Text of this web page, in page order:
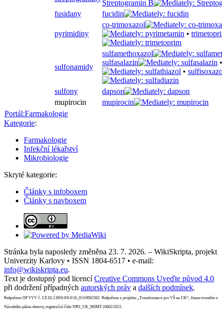
Streptogramin B
fusidany
fucidin
pyrimidiny
co-trimoxazol
•
sulfonamidy
sulfamethoxazol
sulfasalazin
•
sulfony
dapson
mupirocin
mupirocin
Portál:Farmakologie
Kategorie:
Farmakologie
Infekční lékařství
Mikrobiologie
Skryté kategorie:
Články s infoboxem
Články s navboxem
Stránka byla naposledy změněna 23. 7. 2026. – WikiSkripta, projekt
Univerzity Karlovy • ISSN 1804-6517 • e-mail:
info@wikiskripta.eu.
Text je dostupný pod licencíCreative Commons Uveďte původ 4.0
při dodržení případných autorských práv a dalších podmínek.
Podpořeno OP VVV č. CZ.02.2.69/0.0/0.0/16_015/0002362. Podpořeno z projektu „Transformace pro VŠ na UK“, financovaného z
Národního plánu obnovy, registrační číslo NPO_UK_MSMT-16602/2022.